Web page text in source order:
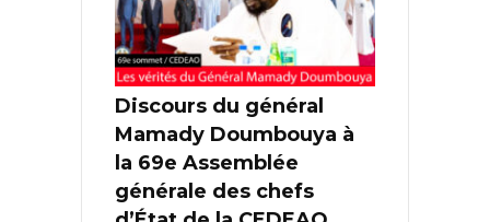
Discours du général
Mamady Doumbouya à
la 69e Assemblée
générale des chefs